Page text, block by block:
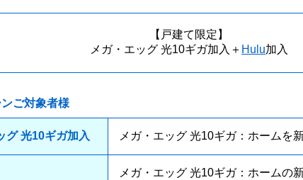
【戸建て限定】
メガ・エッグ 光10ギガ加入＋ Hulu加入
ご対象者様
グ 光10ギガ加入 メガ・エッグ 光10ギガ：ホームを
メガ・エッグ 光10ギガ：ホームの